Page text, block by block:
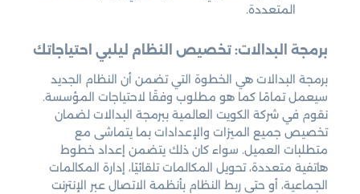
المتعددة.
برمجة البدالات: تخصيص النظام ليلبي احتياجاتك
برمجة البدالات هي الخطوة التي تضمن أن النظام الجديد
سيعمل تمامًا كما هو مطلوب وفقًا لاحتياجات المؤسسة.
نقوم في شركة الكويت العالمية ببرمجة البدالات لضمان
تخصيص جميع الميزات والإعدادات بما يتماشى مع
متطلبات العميل. سواء كان ذلك يتضمن إعداد خطوط
هاتفية متعددة، تحويل المكالمات تلقائيًا، إدارة المكالمات
الجماعية، أو حتى ربط النظام بأنظمة الاتصال عبر الإنترنت